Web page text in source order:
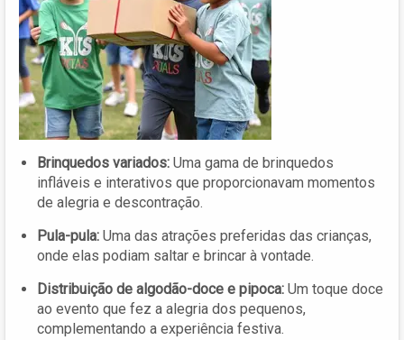
Brinquedos variados: Uma gama de brinquedos
infláveis e interativos que proporcionavam momentos
de alegria e descontração.
Pula-pula: Uma das atrações preferidas das crianças,
onde elas podiam saltar e brincar à vontade.
Distribuição de algodão-doce e pipoca: Um toque doce
ao evento que fez a alegria dos pequenos,
complementando a experiência festiva.